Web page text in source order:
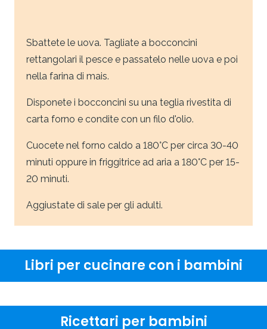
Sbattete le uova. Tagliate a bocconcini
rettangolari il pesce e passatelo nelle uova e poi
nella farina di mais.
Disponete i bocconcini su una teglia rivestita di
carta forno e condite con un filo d'olio.
Cuocete nel forno caldo a 180°C per circa 30-40
minuti oppure in friggitrice ad aria a 180°C per 15-
20 minuti.
Aggiustate di sale per gli adulti.
Libri per cucinare con i bambini
Ricettari per bambini